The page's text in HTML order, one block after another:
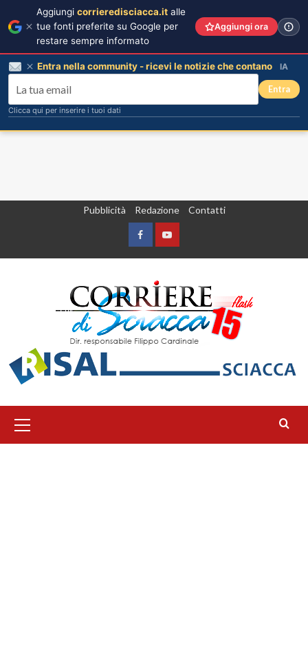
Pubblicità Redazione Contatti
FacebookYountube
principale
Aggiungi corrieredisciacca.it alle
tue fonti preferite su Google per
restare sempre informato
Aggiungi ora
Entra nella community - ricevi le notizie che contano IA
Entra
Clicca qui per inserire i tuoi dati